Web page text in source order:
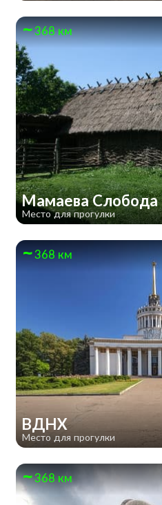
368 км
Мамаева Слобода
Место для прогулки
368 км
ВДНХ
Место для прогулки
368 км